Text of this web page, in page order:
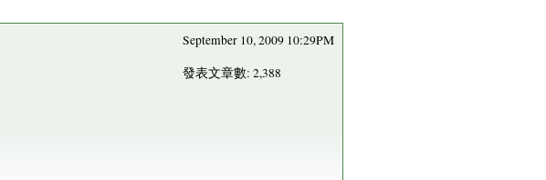
September 10, 2009 10:29PM
發表文章數: 2,388